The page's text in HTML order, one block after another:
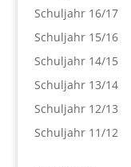
Schuljahr 16/17
Schuljahr 15/16
Schuljahr 14/15
Schuljahr 13/14
Schuljahr 12/13
Schuljahr 11/12